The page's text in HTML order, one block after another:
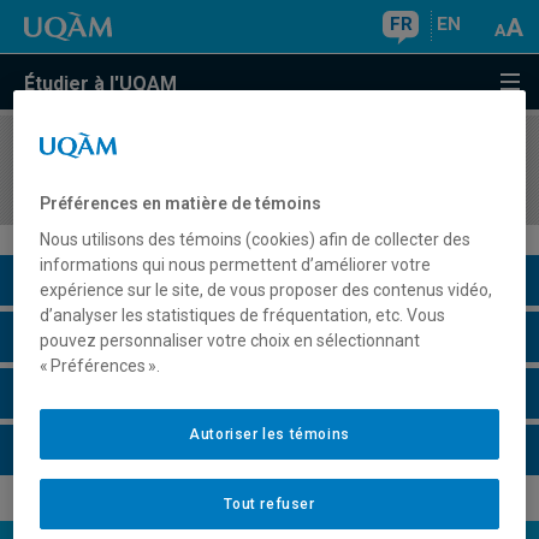
FR EN
Étudier à l'UQAM
COURS//
Description du cours
Horaire - Été 2026
Préférences en matière de témoins
Nous utilisons des témoins (cookies) afin de collecter des
informations qui nous permettent d’améliorer votre
expérience sur le site, de vous proposer des contenus vidéo,
d’analyser les statistiques de fréquentation, etc. Vous
pouvez personnaliser votre choix en sélectionnant
« Préférences ».
Tout refuser
Autoriser les témoins